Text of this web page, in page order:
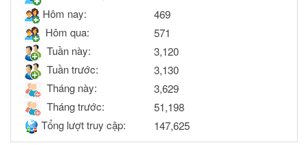
Hôm nay:
469
Hôm qua:
571
Tuần này:
3,120
Tuần trước:
3,130
Tháng này:
3,629
Tháng trước:
51,198
Tổng lượt truy cập:
147,625